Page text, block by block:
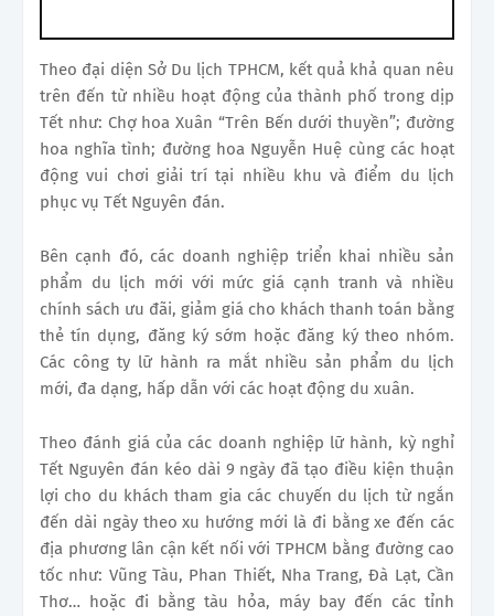
Theo đại diện Sở Du lịch TPHCM, kết quả khả quan nêu
trên đến từ nhiều hoạt động của thành phố trong dịp
Tết như: Chợ hoa Xuân “Trên Bến dưới thuyền”; đường
hoa nghĩa tình; đường hoa Nguyễn Huệ cùng các hoạt
động vui chơi giải trí tại nhiều khu và điểm du lịch
phục vụ Tết Nguyên đán.
Bên cạnh đó, các doanh nghiệp triển khai nhiều sản
phẩm du lịch mới với mức giá cạnh tranh và nhiều
chính sách ưu đãi, giảm giá cho khách thanh toán bằng
thẻ tín dụng, đăng ký sớm hoặc đăng ký theo nhóm.
Các công ty lữ hành ra mắt nhiều sản phẩm du lịch
mới, đa dạng, hấp dẫn với các hoạt động du xuân.
Theo đánh giá của các doanh nghiệp lữ hành, kỳ nghỉ
Tết Nguyên đán kéo dài 9 ngày đã tạo điều kiện thuận
lợi cho du khách tham gia các chuyến du lịch từ ngắn
đến dài ngày theo xu hướng mới là đi bằng xe đến các
địa phương lân cận kết nối với TPHCM bằng đường cao
tốc như: Vũng Tàu, Phan Thiết, Nha Trang, Đà Lạt, Cần
Thơ… hoặc đi bằng tàu hỏa, máy bay đến các tỉnh